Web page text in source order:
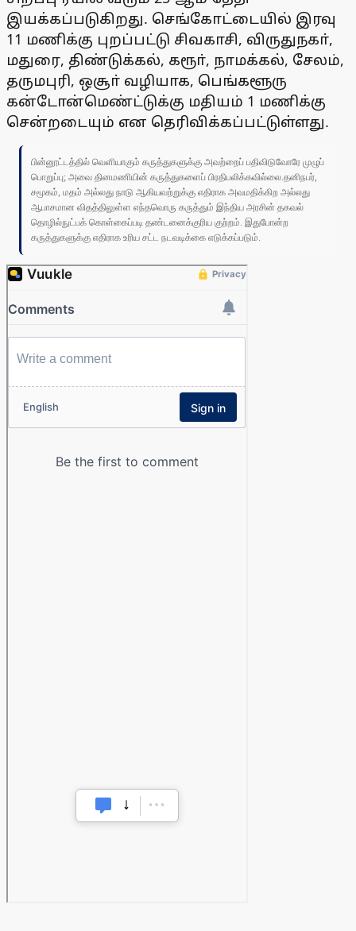
இயக்கப்படுகிறது. செங்கோட்டையில் இரவு
11 மணிக்கு புறப்பட்டு சிவகாசி, விருதுநகா்,
மதுரை, திண்டுக்கல், கரூா், நாமக்கல், சேலம்,
தருமபுரி, ஒசூா் வழியாக, பெங்களூரு
கன்டோன்மெண்ட்டுக்கு மதியம் 1 மணிக்கு
சென்றடையும் என தெரிவிக்கப்பட்டுள்ளது.
பின்னூட்டத்தில் வெளியாகும் கருத்துகளுக்கு அவற்றைப் பதிவிடுவோரே முழுப்
பொறுப்பு; அவை தினமணியின் கருத்துகளைப் பிரதிபலிக்கவில்லை.தனிநபர்,
சமூகம், மதம் அல்லது நாடு ஆகியவற்றுக்கு எதிராக அவமதிக்கிற அல்லது
ஆபாசமான விதத்திலுள்ள எந்தவொரு கருத்தும் இந்திய அரசின் தகவல்
தொழில்நுட்பக் கொள்கைப்படி தண்டனைக்குரிய குற்றம். இதுபோன்ற
கருத்துகளுக்கு எதிராக உரிய சட்ட நடவடிக்கை எடுக்கப்படும்.